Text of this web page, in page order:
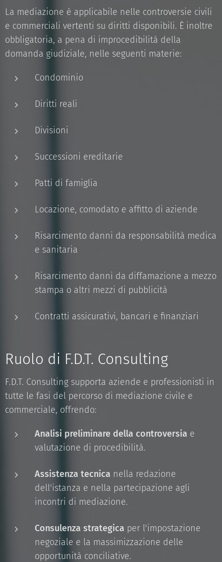
La mediazione è applicabile nelle controversie civili
e commerciali vertenti su diritti disponibili. È inoltre
obbligatoria, a pena di improcedibilità della
domanda giudiziale, nelle seguenti materie:
Condominio
Diritti reali
Divisioni
Successioni ereditarie
Patti di famiglia
Locazione, comodato e affitto di aziende
Risarcimento danni da responsabilità medica
e sanitaria
Risarcimento danni da diffamazione a mezzo
stampa o altri mezzi di pubblicità
Contratti assicurativi, bancari e finanziari
Ruolo di F.D.T. Consulting
F.D.T. Consulting supporta aziende e professionisti in
tutte le fasi del percorso di mediazione civile e
commerciale, offrendo:
Analisi preliminare della controversia e
valutazione di procedibilità.
Assistenza tecnica nella redazione
dell'istanza e nella partecipazione agli
incontri di mediazione.
Consulenza strategica per l'impostazione
negoziale e la massimizzazione delle
opportunità conciliative.